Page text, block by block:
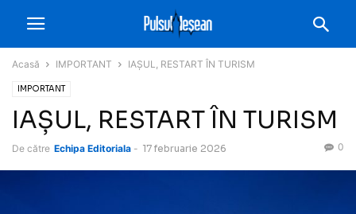
Acasă IMPORTANT IAȘUL, RESTART ÎN TURISM
IMPORTANT
IAȘUL, RESTART ÎN TURISM
De către Echipa Editoriala - 17 februarie 2026 0